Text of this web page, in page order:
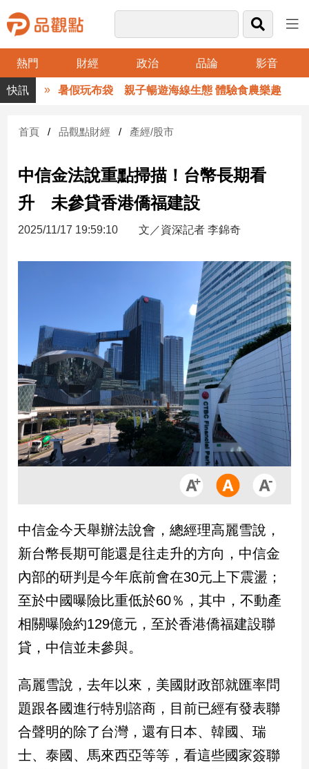
熱門 財經 政治 品論 影音
品
觀
財
台
財
新
產
品
觀
點
政
治
焦
點
品
觀
民
調
會
焦
點
觀
暑假玩布袋 親子暢遊海線生態 體驗食農樂趣
首頁 品觀點財經 產經/股市
中信金法說重點掃描！台幣長期看
升 未參貸香港僑福建設
2025/11/17 19:59:10 文／資深記者 李錦奇
中信金今天舉辦法說會，總經理高麗雪說，
新台幣長期可能還是往走升的方向，中信金
內部的研判是今年底前會在30元上下震盪；
至於中國曝險比重低於60％，其中，不動產
相關曝險約129億元，至於香港僑福建設聯
貸，中信並未參與。
高麗雪說，去年以來，美國財政部就匯率問
題跟各國進行特別諮商，目前已經有發表聯
合聲明的除了台灣，還有日本、韓國、瑞
士、泰國、馬來西亞等等，看這些國家簽聯